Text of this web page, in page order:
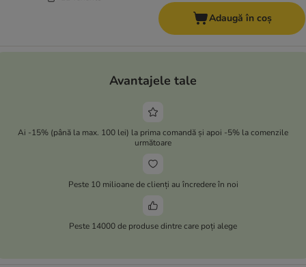
Adaugă în coș
Avantajele tale
Ai -15% (până la max. 100 lei) la prima comandă și apoi -5% la comenzile
următoare
Peste 10 milioane de clienți au încredere în noi
Peste 14000 de produse dintre care poți alege